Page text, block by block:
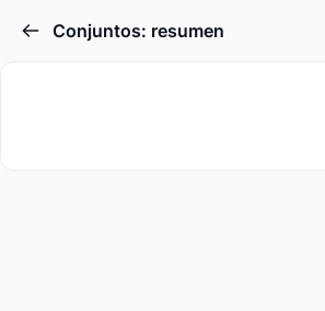
Conjuntos: resumen